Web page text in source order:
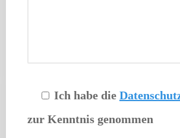
Ich habe die
zur Kenntnis genommen